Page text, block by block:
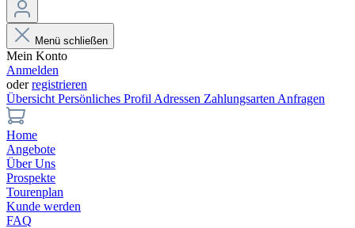
Menü schließen
Mein Konto
Anmelden
oderregistrieren
Übersicht Persönliches Profil Adressen Zahlungsarten Anfragen
Home
Angebote
Über Uns
Prospekte
Tourenplan
Kunde werden
FAQ